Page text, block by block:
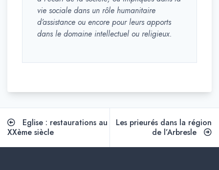
vie sociale dans un rôle humanitaire
d’assistance ou encore pour leurs apports
dans le domaine intellectuel ou religieux.
Navigation
de
l’article
Eglise : restaurations au
XXème siècle
Les prieurés dans la région
de l’Arbresle